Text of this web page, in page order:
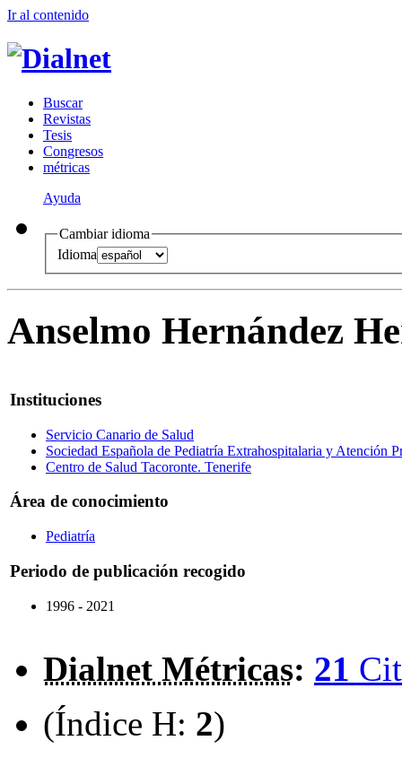
Ir al contenido
Buscar
Revistas
Tesis
Congresos
métricas
Ayuda
Cambiar idioma
Idioma
Anselmo Hernández
Instituciones
Servicio Canario de Salud
Sociedad Española de Pediatría Extrahospitalaria y Atención
Centro de Salud Tacoronte. Tenerife
Área de conocimiento
Pediatría
Periodo de publicación recogido
1996 - 2021
Dialnet Métricas: 21
(Índice H: 2)